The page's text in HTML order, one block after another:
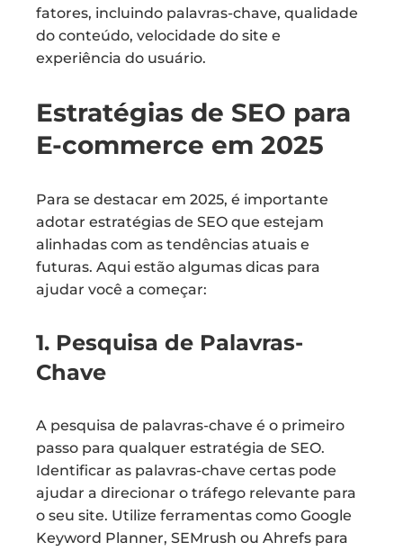
fatores, incluindo palavras-chave, qualidade
do conteúdo, velocidade do site e
experiência do usuário.
Estratégias de SEO para
E-commerce em 2025
Para se destacar em 2025, é importante
adotar estratégias de SEO que estejam
alinhadas com as tendências atuais e
futuras. Aqui estão algumas dicas para
ajudar você a começar:
1. Pesquisa de Palavras-
Chave
A pesquisa de palavras-chave é o primeiro
passo para qualquer estratégia de SEO.
Identificar as palavras-chave certas pode
ajudar a direcionar o tráfego relevante para
o seu site. Utilize ferramentas como Google
Keyword Planner, SEMrush ou Ahrefs para